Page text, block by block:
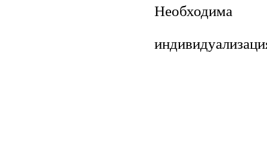
Необходима